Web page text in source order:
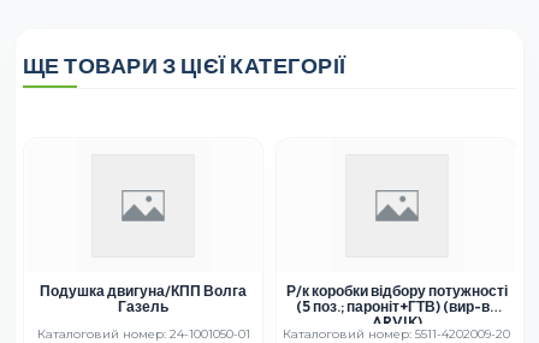
ЩЕ ТОВАРИ З ЦІЄЇ КАТЕГОРІЇ
Подушка двигуна/КПП Волга
Газель
Каталоговий номер: 24-1001050-01
Р/к коробки відбору потужності
(5 поз.; пароніт+ГТВ) (вир-во
ARVIK)
Каталоговий номер: 5511-4202009-20